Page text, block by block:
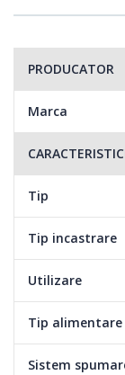
PRODUCATOR
Marca
Tip
Tip incastrare
Utilizare
Tip alimentare
Sistem